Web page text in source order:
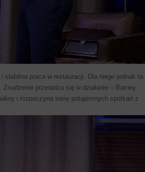
praca w restauracji. Dla niego jednak ta
przeradza się w działanie – Barney
i rozpoczyna serię potajemnych spotkań z